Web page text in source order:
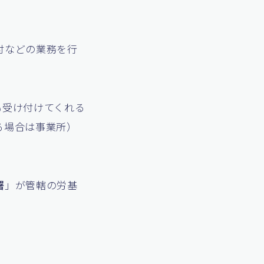
などの業務を行
け付けてくれる
合は事業所）
」が管轄の労基